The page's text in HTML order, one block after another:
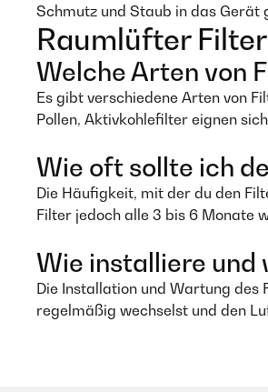
Schmutz und Staub in das Gerät
Raumlüfter Filter
Welche Arten von
Es gibt verschiedene Arten von
Pollen, Aktivkohlefilter eignen
Wie oft sollte ich
Die Häufigkeit, mit der du den
Filter jedoch alle 3 bis 6 Monate
Wie installiere und
Die Installation und Wartung des
regelmäßig wechselst und den